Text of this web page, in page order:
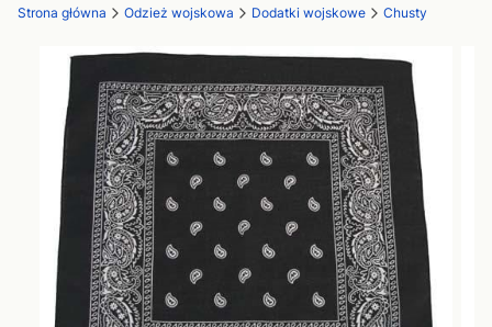
Strona główna Odzież wojskowa Dodatki wojskowe Chusty